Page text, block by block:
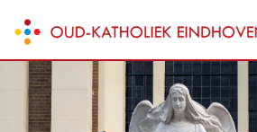
content
(Press
Enter)
Oud-Katholieke
Eindhoven